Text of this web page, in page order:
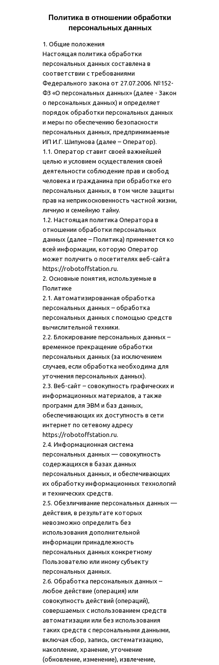
Политика в отношении обработки
персональных данных
1. Общие положения
Настоящая политика обработки
персональных данных составлена в
соответствии с требованиями
Федерального закона от 27.07.2006. №152-
ФЗ «О персональных данных» (далее - Закон
о персональных данных) и определяет
порядок обработки персональных данных
и меры по обеспечению безопасности
персональных данных, предпринимаемые
ИП И.Г. Шипунова (далее – Оператор).
1.1. Оператор ставит своей важнейшей
целью и условием осуществления своей
деятельности соблюдение прав и свобод
человека и гражданина при обработке его
персональных данных, в том числе защиты
прав на неприкосновенность частной жизни,
личную и семейную тайну.
1.2. Настоящая политика Оператора в
отношении обработки персональных
данных (далее – Политика) применяется ко
всей информации, которую Оператор
может получить о посетителях веб-сайта
https://robotoffstation.ru.
2. Основные понятия, используемые в
Политике
2.1. Автоматизированная обработка
персональных данных – обработка
персональных данных с помощью средств
вычислительной техники.
2.2. Блокирование персональных данных –
временное прекращение обработки
персональных данных (за исключением
случаев, если обработка необходима для
уточнения персональных данных).
2.3. Веб-сайт – совокупность графических и
информационных материалов, а также
программ для ЭВМ и баз данных,
обеспечивающих их доступность в сети
интернет по сетевому адресу
https://robotoffstation.ru.
2.4. Информационная система
персональных данных — совокупность
содержащихся в базах данных
персональных данных, и обеспечивающих
их обработку информационных технологий
и технических средств.
2.5. Обезличивание персональных данных —
действия, в результате которых
невозможно определить без
использования дополнительной
информации принадлежность
персональных данных конкретному
Пользователю или иному субъекту
персональных данных.
2.6. Обработка персональных данных –
любое действие (операция) или
совокупность действий (операций),
совершаемых с использованием средств
автоматизации или без использования
таких средств с персональными данными,
включая сбор, запись, систематизацию,
накопление, хранение, уточнение
(обновление, изменение), извлечение,